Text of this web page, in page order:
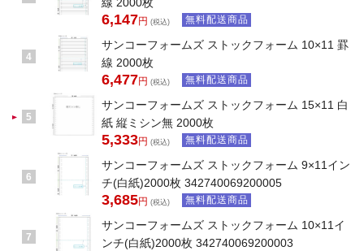
線 2000枚
6,147円 (税込) 無料配送商品
4
サンコーフォームズ ストックフォーム 10×11 罫
線 2000枚
6,477円 (税込) 無料配送商品
5
サンコーフォームズ ストックフォーム 15×11 白
紙 縦ミシン無 2000枚
5,333円 (税込) 無料配送商品
6
サンコーフォームズ ストックフォーム 9×11イン
チ(白紙)2000枚 342740069200005
3,685円 (税込) 無料配送商品
7
サンコーフォームズ ストックフォーム 10×11イ
ンチ(白紙)2000枚 342740069200003